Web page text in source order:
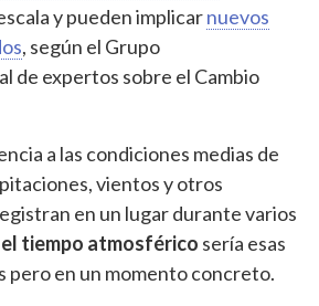
y pueden implicarnuevos
, según el Grupo
de expertos sobre el Cambio
a las condiciones medias de
vientos y otros
en un lugar durante varios
el tiempo atmosférico sería esas
pero en un momento concreto.